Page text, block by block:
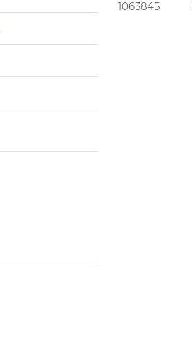
1063845